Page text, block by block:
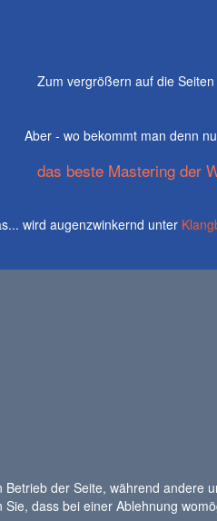
Zum vergrößern auf die Seiten
Aber - wo bekommt man denn
das beste Mastering der
wird augenzwinkernd unter
der Seite, während
dass bei einer Ablehnung